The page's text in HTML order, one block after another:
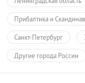
Прибалтика и
Санкт-Петербург
Другие города России